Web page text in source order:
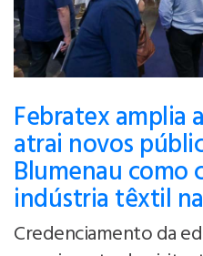
Febratex amplia
atrai novos
Blumenau como
indústria têxtil
Credenciamento da